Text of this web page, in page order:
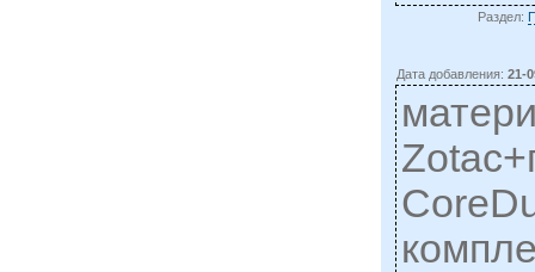
Раздел:
Дата добавления:21-